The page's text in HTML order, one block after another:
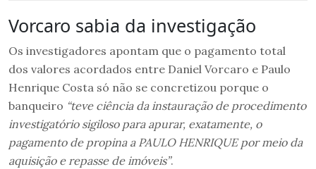
Vorcaro sabia da investigação
Os investigadores apontam que o pagamento total
dos valores acordados entre Daniel Vorcaro e Paulo
Henrique Costa só não se concretizou porque o
banqueiro “teve ciência da instauração de procedimento
investigatório sigiloso para apurar, exatamente, o
pagamento de propina a PAULO HENRIQUE por meio da
aquisição e repasse de imóveis”.